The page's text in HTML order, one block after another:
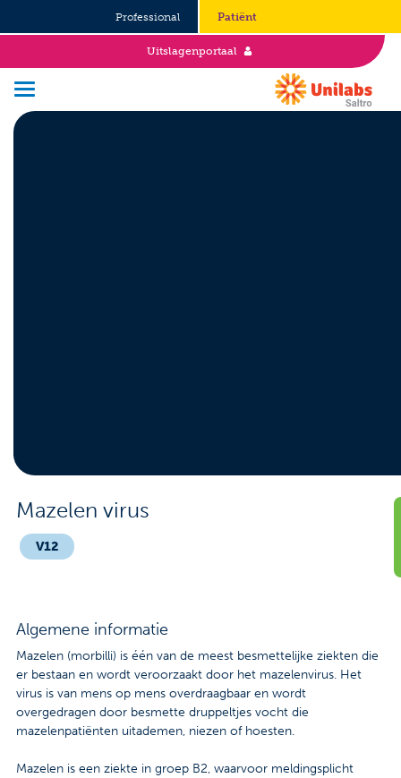
Professional Patiënt
Uitslagenportaal
Tarieven
Praktische informatie
Onderzoeken
Trombosedienst
Mazelen virus
V12
Algemene informatie
Mazelen (morbilli) is één van de meest besmettelijke ziekten die
er bestaan en wordt veroorzaakt door het mazelenvirus. Het
virus is van mens op mens overdraagbaar en wordt
overgedragen door besmette druppeltjes vocht die
mazelenpatiënten uitademen, niezen of hoesten.
Mazelen is een ziekte in groep B2, waarvoor meldingsplicht